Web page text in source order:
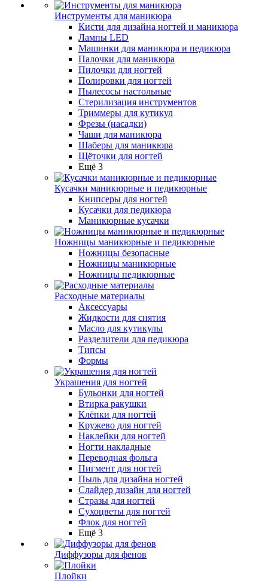
Инструменты для маникюра
Кисти для дизайна ногтей и маникюра
Лампы LED
Машинки для маникюра и педикюра
Палочки для маникюра
Пилочки для ногтей
Полировки для ногтей
Пылесосы настольные
Стерилизация инструментов
Триммеры для кутикул
Фрезы (насадки)
Чаши для маникюра
Шаберы для маникюра
Щёточки для ногтей
Ещё 3
Кусачки маникюрные и педикюрные
Книпсеры для ногтей
Кусачки для педикюра
Маникюрные кусачки
Ножницы маникюрные и педикюрные
Ножницы безопасные
Ножницы маникюрные
Ножницы педикюрные
Расходные материалы
Аксессуары
Жидкости для снятия
Масло для кутикулы
Разделители для педикюра
Типсы
Формы
Украшения для ногтей
Бульонки для ногтей
Втирка ракушки
Клёпки для ногтей
Кружево для ногтей
Наклейки для ногтей
Ногти накладные
Переводная фольга
Пигмент для ногтей
Пыль для дизайна ногтей
Слайдер дизайн для ногтей
Стразы для ногтей
Сухоцветы для ногтей
Флок для ногтей
Ещё 3
Диффузоры для фенов
Плойки